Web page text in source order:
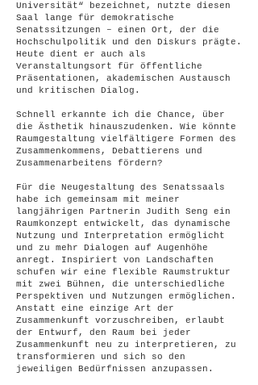
Universität“ bezeichnet, nutzte diesen
Saal lange für demokratische
Senatssitzungen – einen Ort, der die
Hochschulpolitik und den Diskurs prägte.
Heute dient er auch als
Veranstaltungsort für öffentliche
Präsentationen, akademischen Austausch
und kritischen Dialog.
Schnell erkannte ich die Chance, über
die Ästhetik hinauszudenken. Wie könnte
Raumgestaltung vielfältigere Formen des
Zusammenkommens, Debattierens und
Zusammenarbeitens fördern?
Für die Neugestaltung des Senatssaals
habe ich gemeinsam mit meiner
langjährigen Partnerin Judith Seng ein
Raumkonzept entwickelt, das dynamische
Nutzung und Interpretation ermöglicht
und zu mehr Dialogen auf Augenhöhe
anregt. Inspiriert von Landschaften
schufen wir eine flexible Raumstruktur
mit zwei Bühnen, die unterschiedliche
Perspektiven und Nutzungen ermöglichen.
Anstatt eine einzige Art der
Zusammenkunft vorzuschreiben, erlaubt
der Entwurf, den Raum bei jeder
Zusammenkunft neu zu interpretieren, zu
transformieren und sich so den
jeweiligen Bedürfnissen anzupassen.